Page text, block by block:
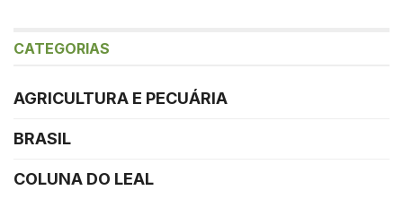
CATEGORIAS
AGRICULTURA E PECUÁRIA
BRASIL
COLUNA DO LEAL